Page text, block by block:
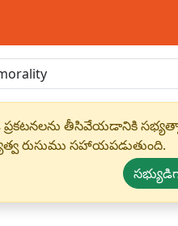
తీసివేయడానికి
రుసుము సహాయపడుతుంది.